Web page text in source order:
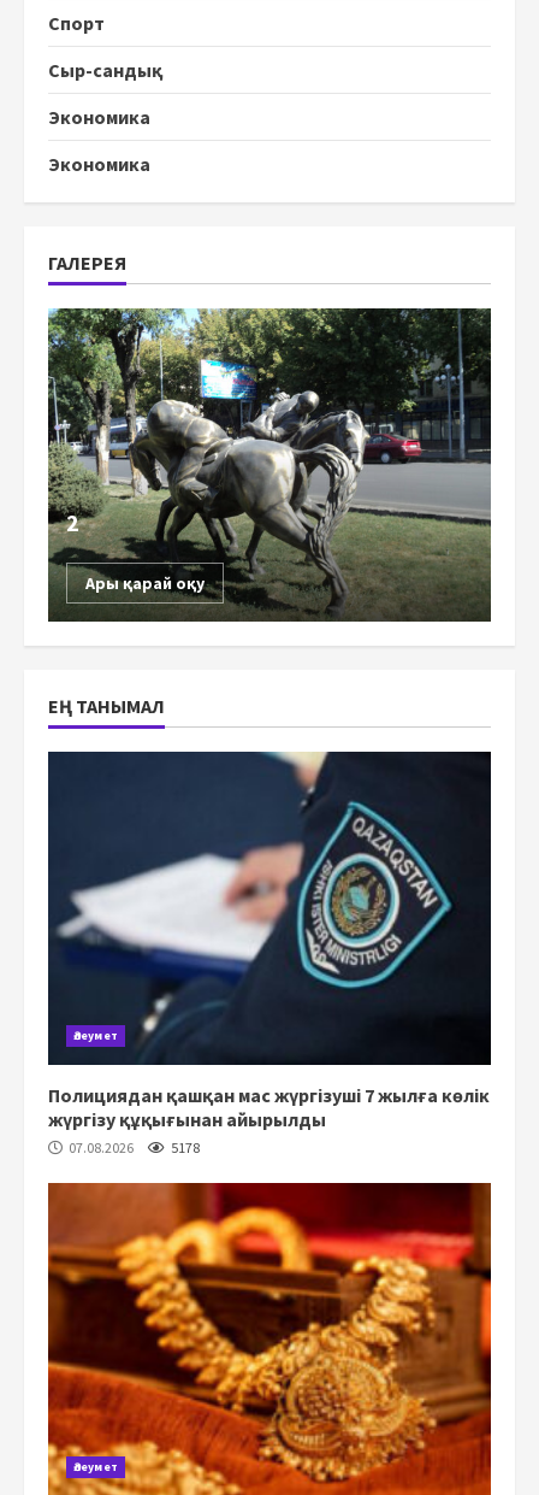
Спорт
Сыр-сандық
Экономика
Экономика
ГАЛЕРЕЯ
2
Ары қарай оқу
ЕҢ ТАНЫМАЛ
Әлеумет
Полициядан қашқан мас жүргізуші 7 жылға көлік
жүргізу құқығынан айырылды
07.08.2026 5178
Әлеумет